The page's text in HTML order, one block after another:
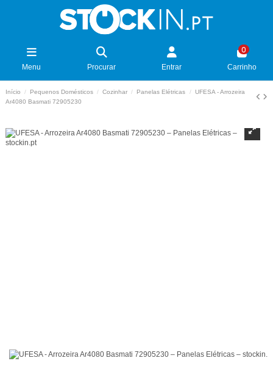
Menu Procurar Entrar
0
Carrinho
Início Pequenos Domésticos Cozinhar Panelas Elétricas
UFESA - Arrozeira
Ar4080 Basmati 72905230